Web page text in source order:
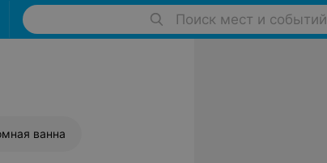
Поиск мест и событий
ванна